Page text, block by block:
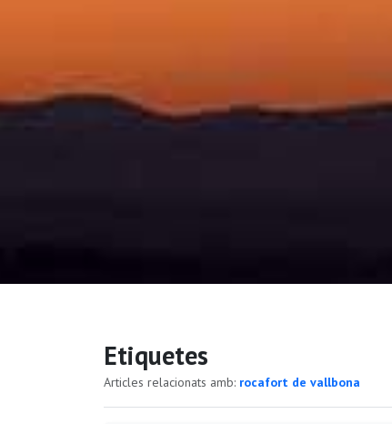
Etiquetes
Articles relacionats amb: rocafort de vallbona